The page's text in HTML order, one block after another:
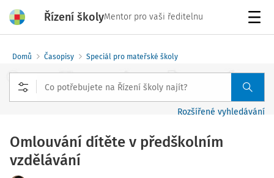
Řízení školyMentor pro vaši ředitelnu
Domů Časopisy Speciál pro mateřské školy
Rozšířené vyhledávání
Omlouvání dítěte v předškolním
vzdělávání